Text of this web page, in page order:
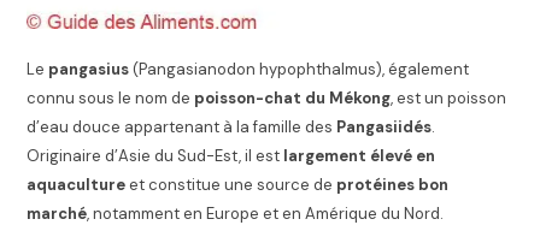
Le pangasius(Pangasianodon hypophthalmus), également
connu sous le nom de poisson-chat du Mékong, est un poisson
d’eau douce appartenant à la famille des Pangasiidés.
Originaire d’Asie du Sud-Est, il est largement élevé en
aquacultureet constitue une source de protéines bon
marché, notamment en Europe et en Amérique du Nord.